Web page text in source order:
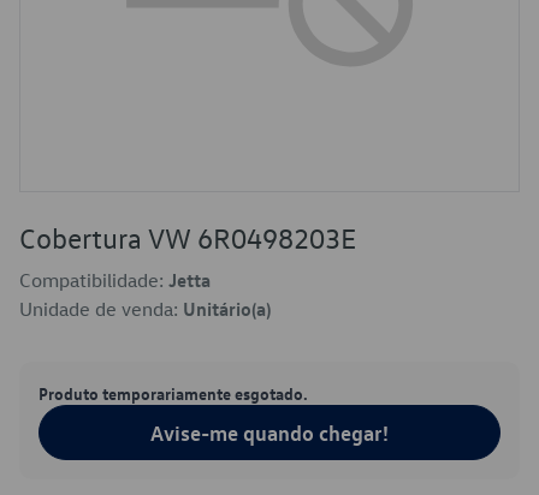
Cobertura VW 6R0498203E
Compatibilidade: Jetta
Unidade de venda: Unitário(a)
Produto temporariamente esgotado.
Avise-me quando chegar!